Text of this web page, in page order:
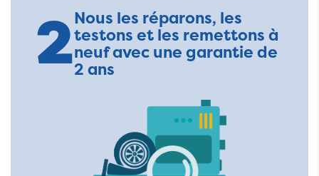
2Nous les réparons, les
testons et les remettons à
neuf avec une garantie de
2 ans